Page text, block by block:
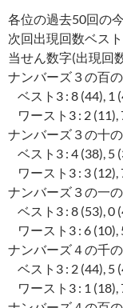
各位の過去50回の
次回出現回数ベス
当せん数字(出現回
ナンバーズ３の百
ベスト3 : 8 (44), 1
ワースト3 : 2 (11),
ナンバーズ３の十
ベスト3 : 4 (38), 5
ワースト3 : 3 (12),
ナンバーズ３の一
ベスト3 : 8 (53), 0
ワースト3 : 6 (10),
ナンバーズ４の千
ベスト3 : 2 (44), 5
ワースト3 : 1 (18),